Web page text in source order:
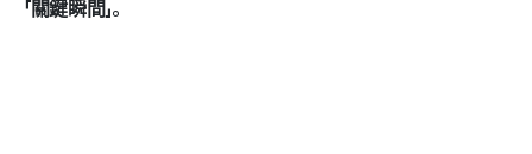
「關鍵瞬間」。